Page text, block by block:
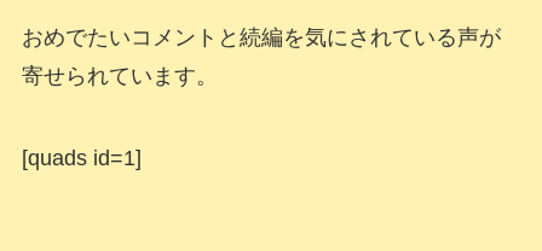
おめでたいコメントと続編を気にされている声が
寄せられています。
[quads id=1]